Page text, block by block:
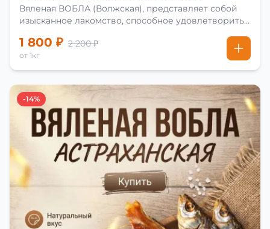
Вяленая ВОБЛА (Волжская), представляет собой
изысканное лакомство, способное удовлетворить
сделать вяленую воблу, её сначала хорошо солят.
Для этого используют старые рецепты и
современные способы. Благодаря этому рыба
приготовлении вяленой воблы делают с учётом
времени года. Это помогает сохранить рыбу
свежей и качественной. Потом рыбу упаковывают
в специальный пакет, чтобы она не портилась и не
теряла влагу. Вяленая вобла — это не просто
вкусная еда, но и пример того, как можно сочетать
старые рецепты и современные технологии. Её
можно есть с напитками, и это будет очень вкусно.
1 800 ₽ 2 200 ₽
от 1кг
-14%